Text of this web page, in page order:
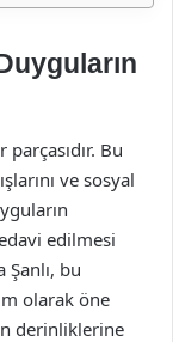
Bu
ve sosyal
edilmesi
Şanlı, bu
olarak öne
derinliklerine